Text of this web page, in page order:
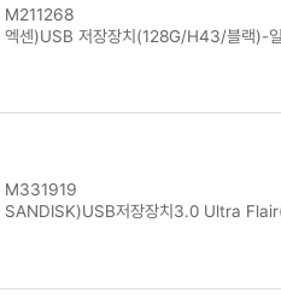
M211268
엑센)USB 저장장치(128G/H43/블랙)-
M331919
SANDISK)USB저장장치3.0 Ultra